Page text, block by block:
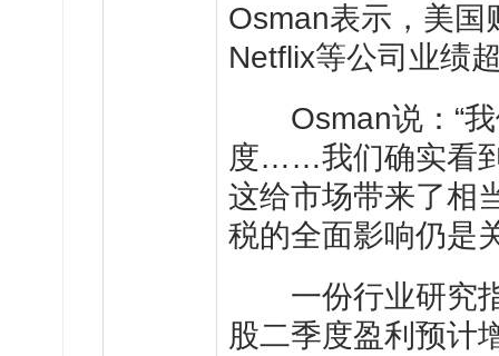
Osman表示，美国
Netflix等公司业绩
Osman说：“我
度……我们确实看
这给市场带来了相
税的全面影响仍是
一份行业研究指
股二季度盈利预计